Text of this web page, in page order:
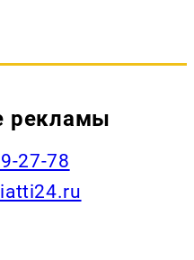
рекламы
27-78